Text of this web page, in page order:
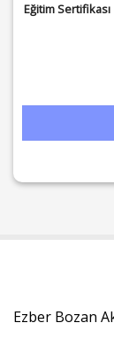
Eğitim Sertifikası
Ezber Bozan